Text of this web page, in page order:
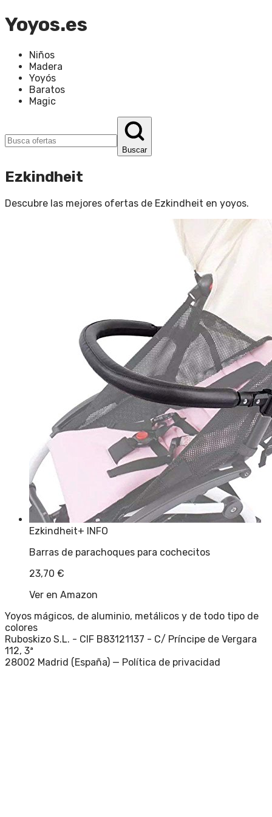
Yoyos.es
Niños
Madera
Yoyós
Baratos
Magic
Buscar
Ezkindheit
Descubre las mejores ofertas de Ezkindheit en yoyos.
Ezkindheit+ INFO
Barras de parachoques para cochecitos
23,70 €
Ver en Amazon
Yoyos mágicos, de aluminio, metálicos y de todo tipo de
colores
Ruboskizo S.L. - CIF B83121137 - C/ Príncipe de Vergara
112, 3ª
28002 Madrid (España) — Política de privacidad